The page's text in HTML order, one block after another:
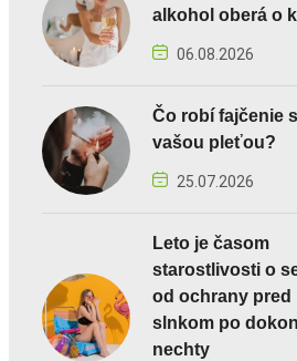
alkohol oberá o
06.08.2026
Čo robí fajčenie s
vašou pleťou?
25.07.2026
Leto je časom
starostlivosti o
od ochrany pred
slnkom po
nechty